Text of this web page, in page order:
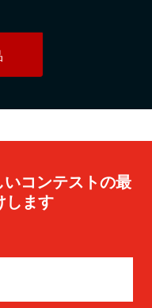
コンテストの最
します